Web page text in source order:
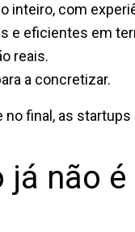
inteiro, com
e eficientes em
reais.
a concretizar.
no final, as
já não